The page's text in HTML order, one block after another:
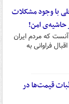
با وجود مشکلات
حاشیه‌ی امن!
که مردم ایران
فراوانی به
قیمت‌ها در